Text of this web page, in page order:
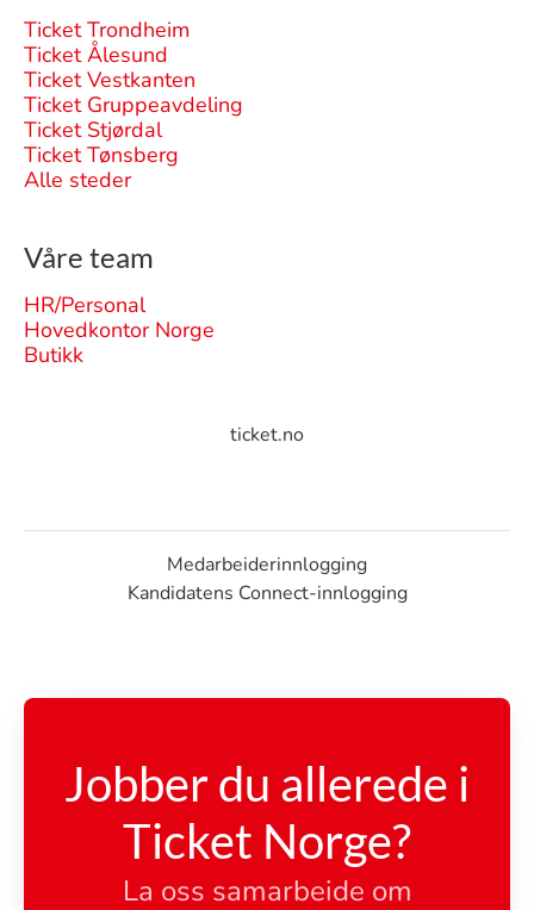
Ticket Trondheim
Ticket Ålesund
Ticket Vestkanten
Ticket Gruppeavdeling
Ticket Stjørdal
Ticket Tønsberg
Alle steder
Våre team
HR/Personal
Hovedkontor Norge
Butikk
ticket.no
Medarbeiderinnlogging
Kandidatens Connect-innlogging
Jobber du allerede i
Ticket Norge?
La oss samarbeide om